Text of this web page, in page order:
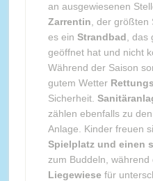
an ausgewiesenen
Zarrentin , der
es ein Strandbad ,
geöffnet hat und nicht
Während der Saison
gutem Wetter
Sicherheit.
zählen ebenfalls zu
Anlage. Kinder freuen
Spielplatz und einen
zum Buddeln, während
Liegewiese für